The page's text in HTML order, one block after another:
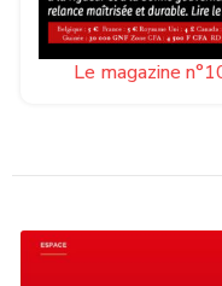
Le magazine